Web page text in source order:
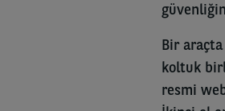
Bir araçta
koltuk
resmi